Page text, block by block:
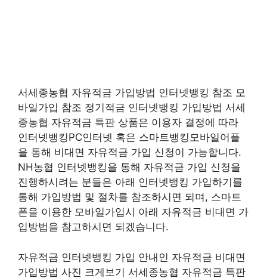
서세종농협 자유적금 가입방법 인터넷뱅킹 참조 모
바일가입 참조 정기적금 인터넷뱅킹 가입방법 서세
종농협 자유적금 특판 상품은 이용자 결정에 따라
인터넷뱅킹PC인터넷 혹은 스마트뱅킹모바일어플
을 통해 비대면 자유적금 가입 신청이 가능합니다.
NH농협 인터넷뱅킹을 통해 자유적금 가입 신청을
진행하시려는 분들은 아래 인터넷뱅킹 가입하기를
통해 가입방법 및 절차를 참조하시면 되며, 스마트
폰을 이용한 모바일가입시 아래 자유적금 비대면 가
입방법을 참고하시면 되겠습니다.
자유적금 인터넷뱅킹 가입 안내인 자유적금 비대면
가입방법 사진 크게보기 서세종농협 자유적금 특판